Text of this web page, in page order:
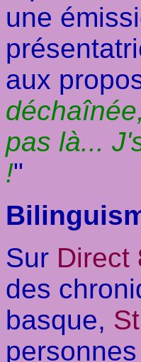
une
aux
pas là...
!"
Sur Direct
des
basque,